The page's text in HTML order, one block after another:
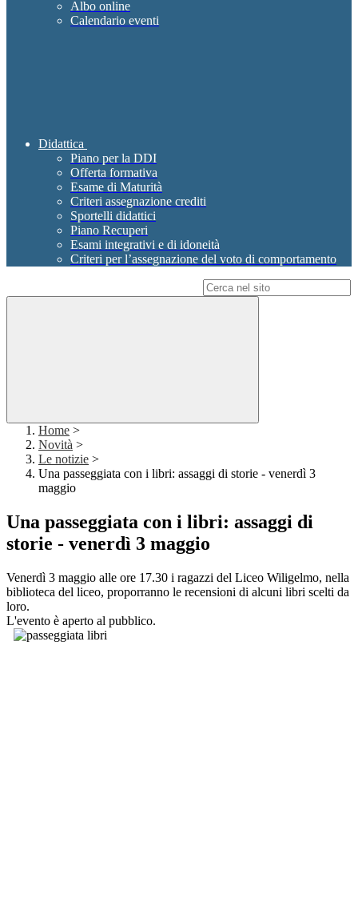
Albo online
Calendario eventi
Didattica
Piano per la DDI
Offerta formativa
Esame di Maturità
Criteri assegnazione crediti
Sportelli didattici
Piano Recuperi
Esami integrativi e di idoneità
Criteri per l’assegnazione del voto di comportamento
Home >
Novità >
Le notizie >
Una passeggiata con i libri: assaggi di storie - venerdì 3
maggio
Una passeggiata con i libri: assaggi di
storie - venerdì 3 maggio
Venerdì 3 maggio alle ore 17.30 i ragazzi del Liceo Wiligelmo, nella
biblioteca del liceo, proporranno le recensioni di alcuni libri scelti da
loro.
L'evento è aperto al pubblico.